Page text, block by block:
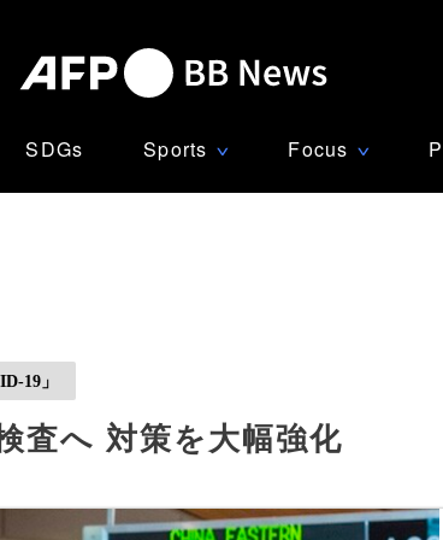
SDGs Sports ∨ Focus ∨
19」
査へ 対策を大幅強化